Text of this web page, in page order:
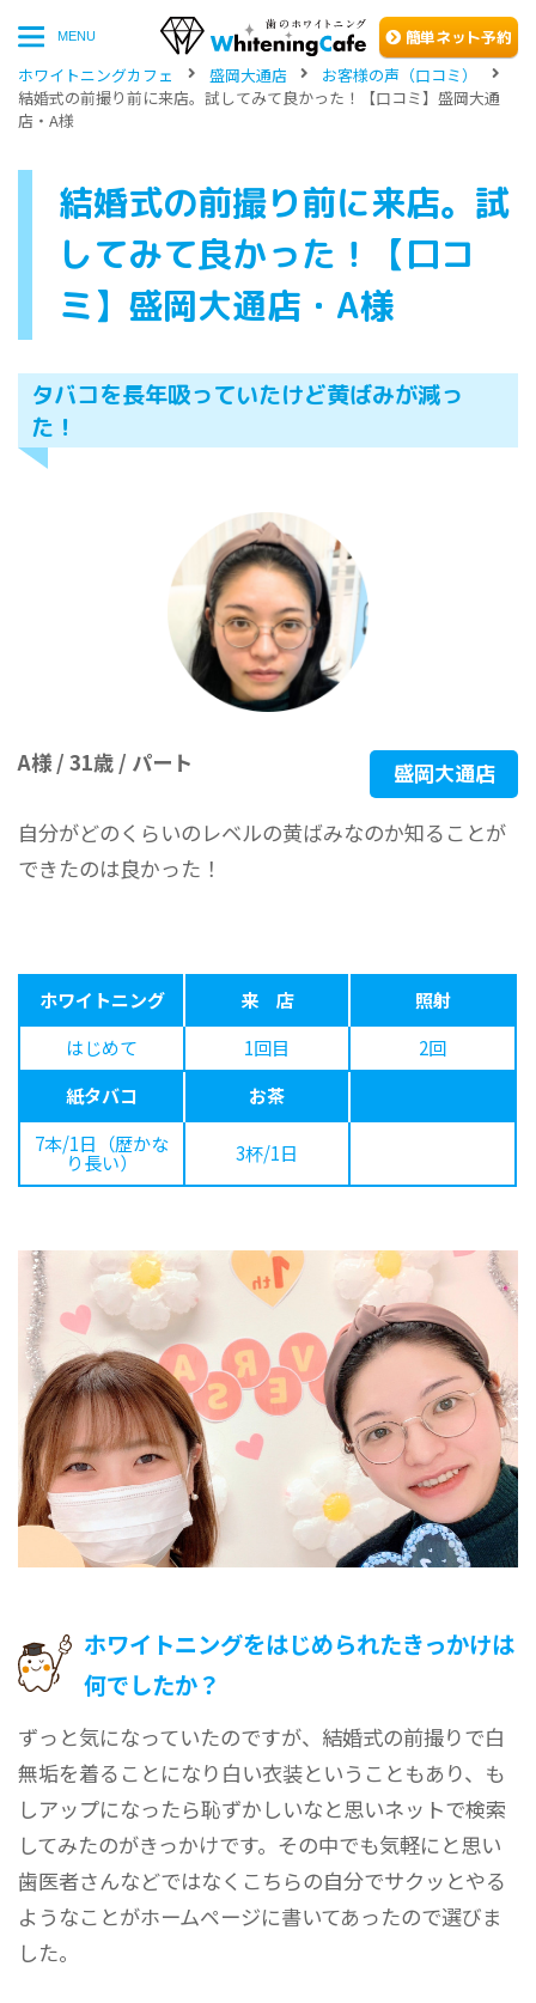
MENU 簡単ネッ ト予約
ホワイトニングカフェ 盛岡大通店
お客様の声（口コミ）
結婚式の前撮り前に来店。試してみて良かった！【口コミ】盛岡大通
店・A様
結婚式の前撮り前に来店。試
してみて良かった！【口コ
ミ】盛岡大通店・A様
タバコを長年吸っていたけど黄ばみが減っ
た！
A様 / 31歳 / パート 盛岡大通店
自分がどのくらいのレベルの黄ばみなのか知ることが
できたのは良かった！
ホワイトニング 来 店
照射
はじめて
1回目
2回
紙タバコ
お茶
7本/1日（歴かな
り長い） 3杯/1日
ホワイトニングをはじめられたきっかけは
何でしたか？
ずっと気になっていたのですが、結婚式の前撮りで白
無垢を着ることになり白い衣装ということもあり、も
しアップになったら恥ずかしいなと思いネットで検索
してみたのがきっかけです。その中でも気軽にと思い
歯医者さんなどではなくこちらの自分でサクッとやる
ようなことがホームページに書いてあったので選びま
した。